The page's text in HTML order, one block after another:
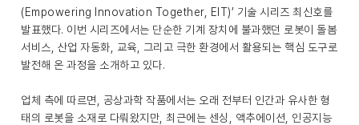
(Empowering Innovation Together, EIT)’ 기술 시리즈 최신호를
발표했다. 이번 시리즈에서는 단순한 기계 장치에 불과했던 로봇이 돌봄
서비스, 산업 자동화, 교육, 그리고 극한 환경에서 활용되는 핵심 도구로
발전해 온 과정을 소개하고 있다.
업체 측에 따르면, 공상과학 작품에서는 오래 전부터 인간과 유사한 형
태의 로봇을 소재로 다뤄왔지만, 최근에는 센싱, 액추에이션, 인공지능